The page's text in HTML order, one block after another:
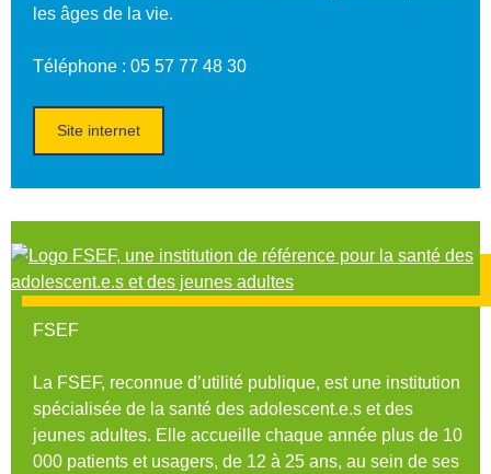
les âges de la vie.
Téléphone : 05 57 77 48 30
Site internet
FSEF
La FSEF, reconnue d’utilité publique, est une institution
spécialisée de la santé des adolescent.e.s et des
jeunes adultes. Elle accueille chaque année plus de 10
000 patients et usagers, de 12 à 25 ans, au sein de ses